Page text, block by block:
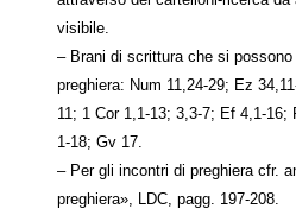
visibile.
– Brani di scrittura che si
preghiera: Num 11,24-29; Ez
11; 1 Cor 1,1-13; 3,3-7; Ef 4,1-16;
1-18; Gv 17.
– Per gli incontri di preghiera cfr.
preghiera», LDC, pagg. 197-208.